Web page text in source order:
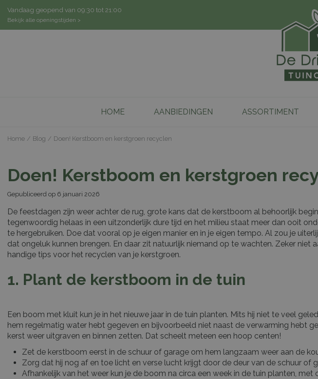
naar
content
Home Blog Doen! Kerstboom en kerstgroen recyclen
Vandaag geopend van 09:30 tot21:00
Bekijk alle openingstijden >
HOME AANBIEDINGEN ASSORTIMENT
Doen! Kerstboom en kerstgroen
Gepubliceerd op 6 januari 2026
De feestdagen zijn weer achter de rug, grote kans dat de kerstboom al behoorlijk
tegenwoordig helaas in een uitzonderlijk dure tijd en het milieu staat meer dan ooit
te hergebruiken. Doe dat vooral op je eigen manier en in je eigen tempo. Al zou je
dat ongeluk kunnen brengen. En daar zit natuurlijk niemand op te wachten. Zeker
handige tips voor het recyclen van je kerstgroen.
1. Plant de kerstboom in de tuin
Een boom met kluit kun je in het nieuwe jaar in de tuin planten. Mits hij niet te veel
hem regelmatig water hebt gegeven en bijvoorbeeld niet naast de verwarming hebt
kerst weer uitgraven en binnen zetten. Dat scheelt meteen een hoop centen!
Zet de kerstboom eerst in de schuur of garage om hem langzaam weer aan de
Zorg dat hij nog af en toe licht en verse lucht krijgt door de deur van de schuur of
Afhankelijk van het weer kun je de boom na circa een week in de tuin planten, met